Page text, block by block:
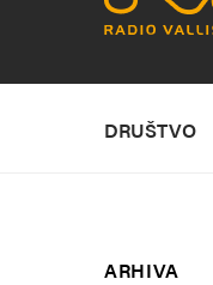
DRUŠTVO
ARHIVA